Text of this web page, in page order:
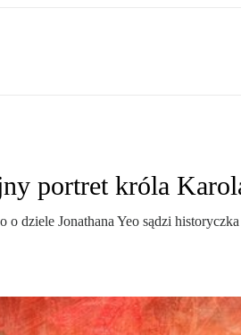
portret króla
dziele Jonathana Yeo sądzi historyczka